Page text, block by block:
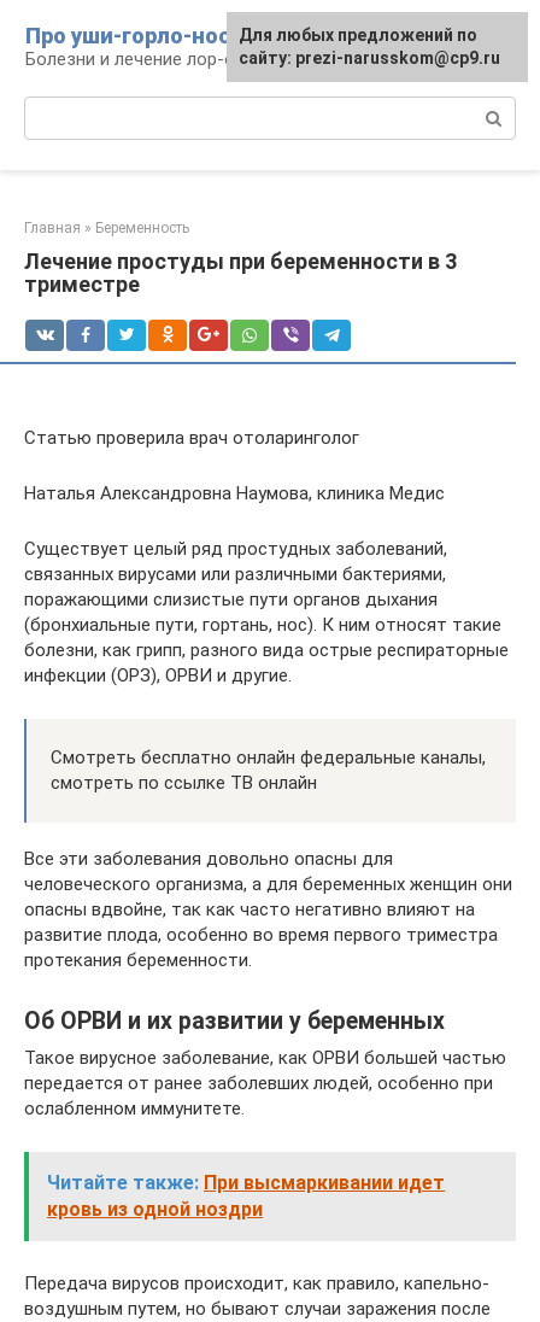
контенту
Про уши-горло-нос
Болезни и лечение лор-органов
Главная » Беременность
Лечение простуды при беременности в 3
триместре
Статью проверила врач отоларинголог
Наталья Александровна Наумова, клиника Медис
Существует целый ряд простудных заболеваний,
связанных вирусами или различными бактериями,
поражающими слизистые пути органов дыхания
(бронхиальные пути, гортань, нос). К ним относят такие
болезни, как грипп, разного вида острые респираторные
инфекции (ОРЗ), ОРВИ и другие.
Смотреть бесплатно онлайн федеральные каналы,
смотреть по ссылке ТВ онлайн
Все эти заболевания довольно опасны для
человеческого организма, а для беременных женщин они
опасны вдвойне, так как часто негативно влияют на
развитие плода, особенно во время первого триместра
протекания беременности.
Об ОРВИ и их развитии у беременных
Такое вирусное заболевание, как ОРВИ большей частью
передается от ранее заболевших людей, особенно при
ослабленном иммунитете.
Читайте также: При высмаркивании идет
кровь из одной ноздри
Передача вирусов происходит, как правило, капельно-
воздушным путем, но бывают случаи заражения после
Для любых предложений по
сайту: prezi-narusskom@cp9.ru